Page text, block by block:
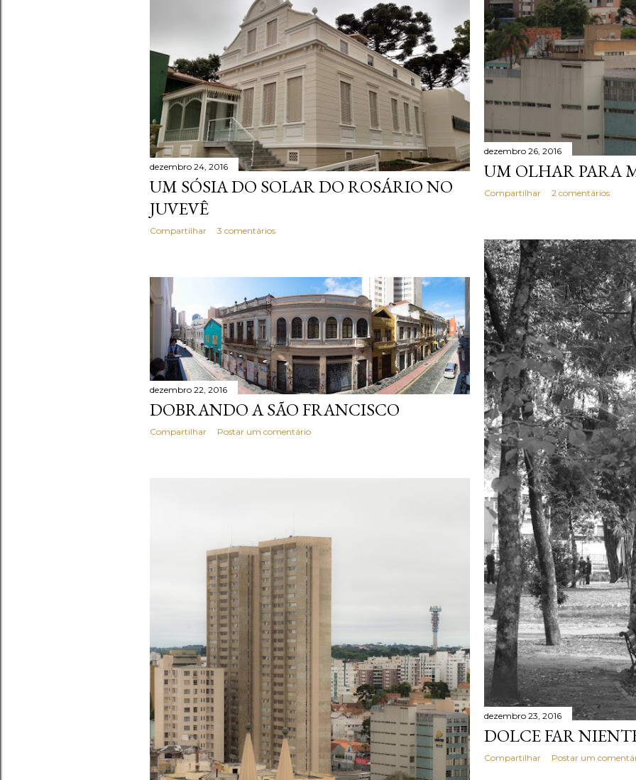
dezembro 26, 2016
UM OLHAR PARA
Compartilhar 2 comentários
dezembro 24, 2016
UM SÓSIA DO SOLAR DO ROSÁRIO NO
JUVEVÊ
Compartilhar 3 comentários
dezembro 23, 2016
DOLCE FAR
Compartilhar Postar um
dezembro 22, 2016
DOBRANDO A SÃO FRANCISCO
Compartilhar Postar um comentário